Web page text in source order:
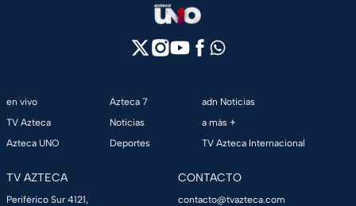
en vivo
TV Azteca
Azteca UNO
Azteca 7
Noticias
Deportes
adn Noticias
a más +
TV Azteca Internacional
TV AZTECA
Periférico Sur 4121,
CONTACTO
contacto@tvazteca.com